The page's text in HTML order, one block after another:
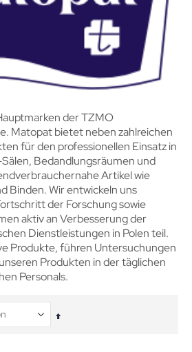
der TZMO
Matopat bietet neben zahlreichen
für den professionellen Einsatz in
Bedandlungsräumen und
Artikel wie
Binden. Wir entwickeln uns
der Forschung sowie
aktiv an Verbesserung der
Dienstleistungen in Polen teil.
Produkte, führen Untersuchungen
Produkten in der täglichen
Personals.
In